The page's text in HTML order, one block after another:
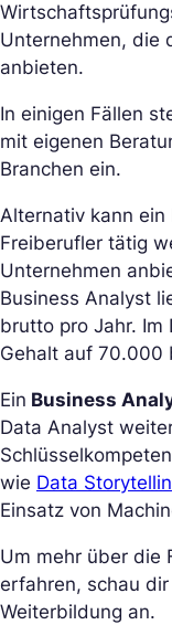
Unternehmen, die
anbieten.
In einigen Fällen
mit eigenen
Branchen ein.
Alternativ kann ein
Freiberufler tätig
Unternehmen
Business Analyst
brutto pro Jahr. Im
Gehalt auf 70.000
Ein Business
Data Analyst
wie Data
Einsatz von
Um mehr über die
erfahren, schau
Weiterbildung an.